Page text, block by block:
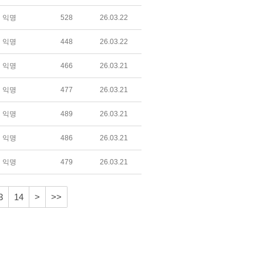
익명 528 26.03.22
익명 448 26.03.22
익명 466 26.03.21
익명 477 26.03.21
익명 489 26.03.21
익명 486 26.03.21
익명 479 26.03.21
14 > >>